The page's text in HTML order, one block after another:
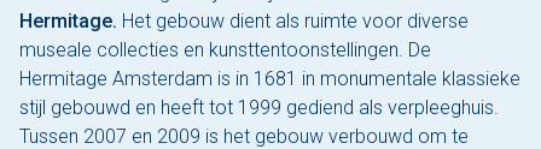
Hermitage. Het gebouw dient als ruimte voor diverse
museale collecties en kunsttentoonstellingen. De
Hermitage Amsterdam is in 1681 in monumentale klassieke
stijl gebouwd en heeft tot 1999 gediend als verpleeghuis.
Tussen 2007 en 2009 is het gebouw verbouwd om te